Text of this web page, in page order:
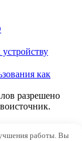
как
разрешено
работы. Вы